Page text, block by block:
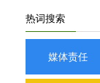
热词搜索
媒体责任